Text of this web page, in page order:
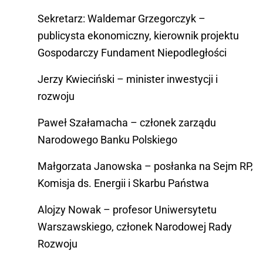
Sekretarz: Waldemar Grzegorczyk –
publicysta ekonomiczny, kierownik projektu
Gospodarczy Fundament Niepodległości
Jerzy Kwieciński – minister inwestycji i
rozwoju
Paweł Szałamacha – członek zarządu
Narodowego Banku Polskiego
Małgorzata Janowska – posłanka na Sejm RP,
Komisja ds. Energii i Skarbu Państwa
Alojzy Nowak – profesor Uniwersytetu
Warszawskiego, członek Narodowej Rady
Rozwoju